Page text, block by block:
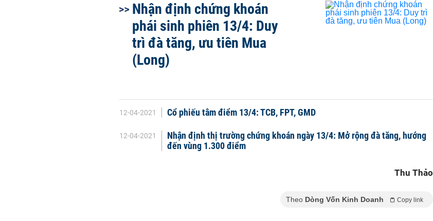
Nhận định chứng khoán
phái sinh phiên 13/4: Duy
trì đà tăng, ưu tiên Mua
(Long)
12-04-2021 Cổ phiếu tâm điểm 13/4: TCB, FPT, GMD
12-04-2021
Nhận định thị trường chứng khoán ngày 13/4: Mở rộng đà tăng, hướng
đến vùng 1.300 điểm
Thu Thảo
Theo Dòng Vốn Kinh Doanh Copy link